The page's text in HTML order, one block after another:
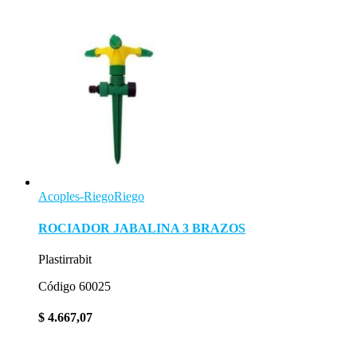
Acoples-RiegoRiego
ROCIADOR JABALINA 3 BRAZOS
Plastirrabit
Código 60025
$ 4.667,07